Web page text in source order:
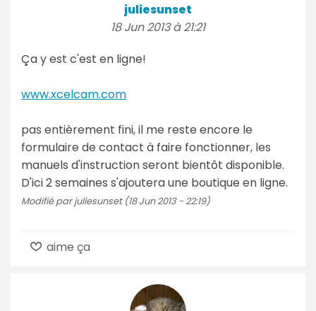
juliesunset
18 Jun 2013 à 21:21
Ça y est c'est en ligne!
www.xcelcam.com
pas entièrement fini, il me reste encore le
formulaire de contact à faire fonctionner, les
manuels d'instruction seront bientôt disponible.
D'ici 2 semaines s'ajoutera une boutique en ligne.
Modifié par juliesunset (18 Jun 2013 - 22:19)
aime ça